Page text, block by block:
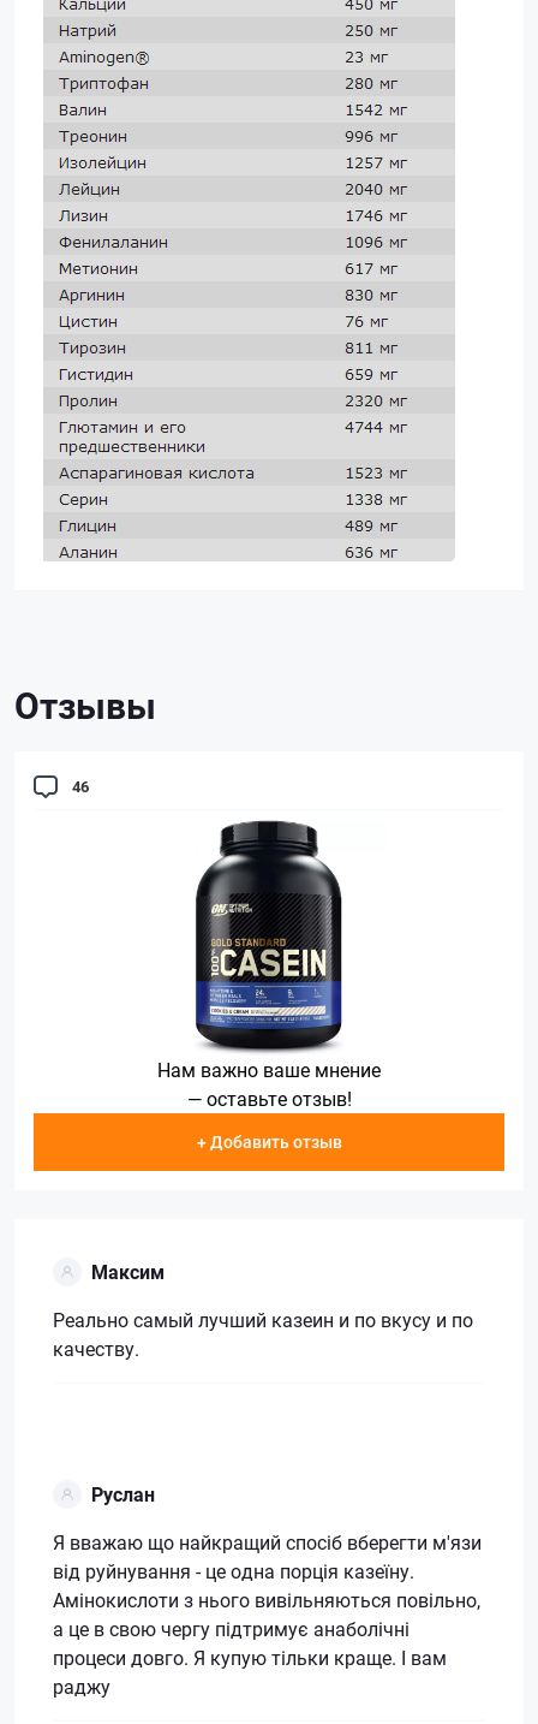
Отзывы
46
Нам важно ваше мнение
— оставьте отзыв!
+ Добавить отзыв
Максим
Реально самый лучший казеин и по вкусу и по
качеству.
Руслан
Я вважаю що найкращий спосіб вберегти м'язи
від руйнування - це одна порція казеїну.
Амінокислоти з нього вивільняються повільно,
а це в свою чергу підтримує анаболічні
процеси довго. Я купую тільки краще. І вам
раджу